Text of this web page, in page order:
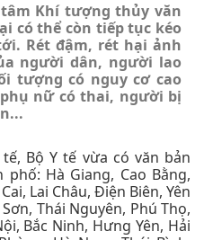
Khí tượng thủy văn
có thể còn tiếp tục kéo
Rét đậm, rét hại ảnh
người dân, người lao
tượng có nguy cơ cao
nữ có thai, người bị
Bộ Y tế vừa có văn bản
Hà Giang, Cao Bằng,
Lai Châu, Điện Biên, Yên
Thái Nguyên, Phú Thọ,
Bắc Ninh, Hưng Yên, Hải